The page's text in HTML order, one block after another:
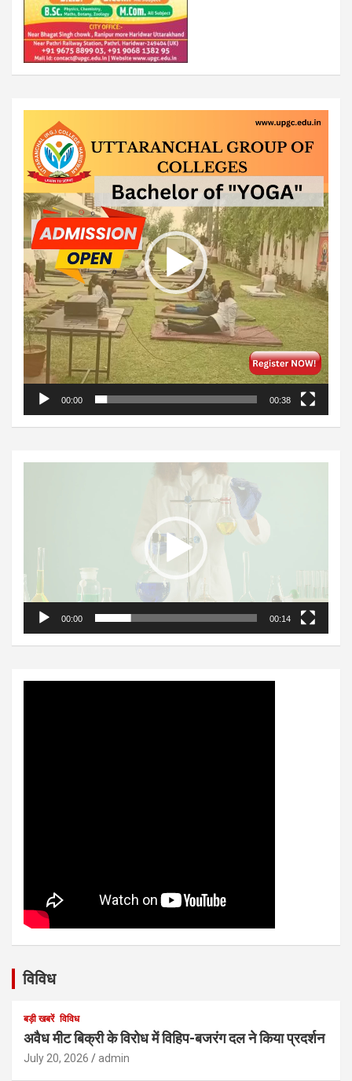
Player
00:00 00:38
00:00 00:14
विविध
बड़ी खबरें विविध
अवैध मीट बिक्री के विरोध में विहिप-बजरंग दल ने किया प्रदर्शन
July 20, 2026 admin